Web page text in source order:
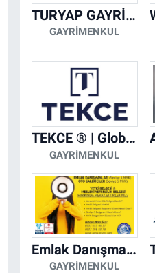
TURYAP GAYRİMENKUL DANIŞMANLIK HİZMETLERİ
GAYRIMENKUL
TEKCE ® | Global Gayrimenkul Şirketi
GAYRIMENKUL
Emlak Danışmanı Seviye 5 Mesleki Yeterlilik Belgesi
GAYRIMENKUL